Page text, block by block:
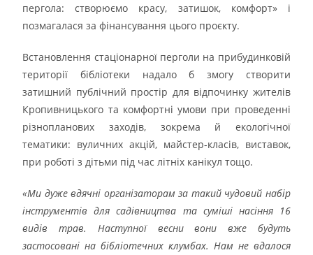
пергола: створюємо красу, затишок, комфорт» і
позмагалася за фінансування цього проєкту.
Встановлення стаціонарної перголи на прибудинковій
території бібліотеки надало б змогу створити
затишний публічний простір для відпочинку жителів
Кропивницького та комфортні умови при проведенні
різнопланових заходів, зокрема й екологічної
тематики: вуличних акцій, майстер-класів, виставок,
при роботі з дітьми під час літніх канікул тощо.
«Ми дуже вдячні організаторам за такий чудовий набір
інструментів для садівництва та суміші насіння 16
видів трав. Наступної весни вони вже будуть
застосовані на бібліотечних клумбах. Нам не вдалося